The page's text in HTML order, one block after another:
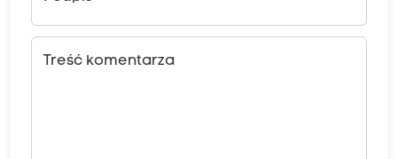
Treść komentarza